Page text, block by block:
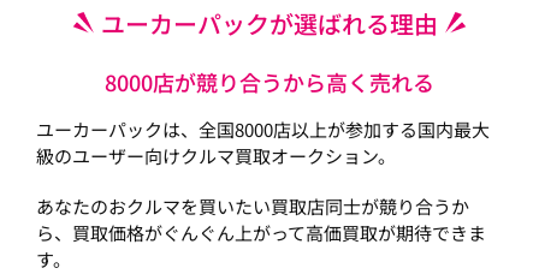
ユーカーパックが選ばれる理由
8000店が競り合うから高く売れる
ユーカーパックは、全国8000店以上が参加する国内最大
級のユーザー向けクルマ買取オークション。
あなたのおクルマを買いたい買取店同士が競り合うか
ら、買取価格がぐんぐん上がって高価買取が期待できま
す。